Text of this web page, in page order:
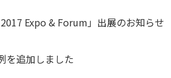
Expo & Forum」出展のお知らせ
を追加しました